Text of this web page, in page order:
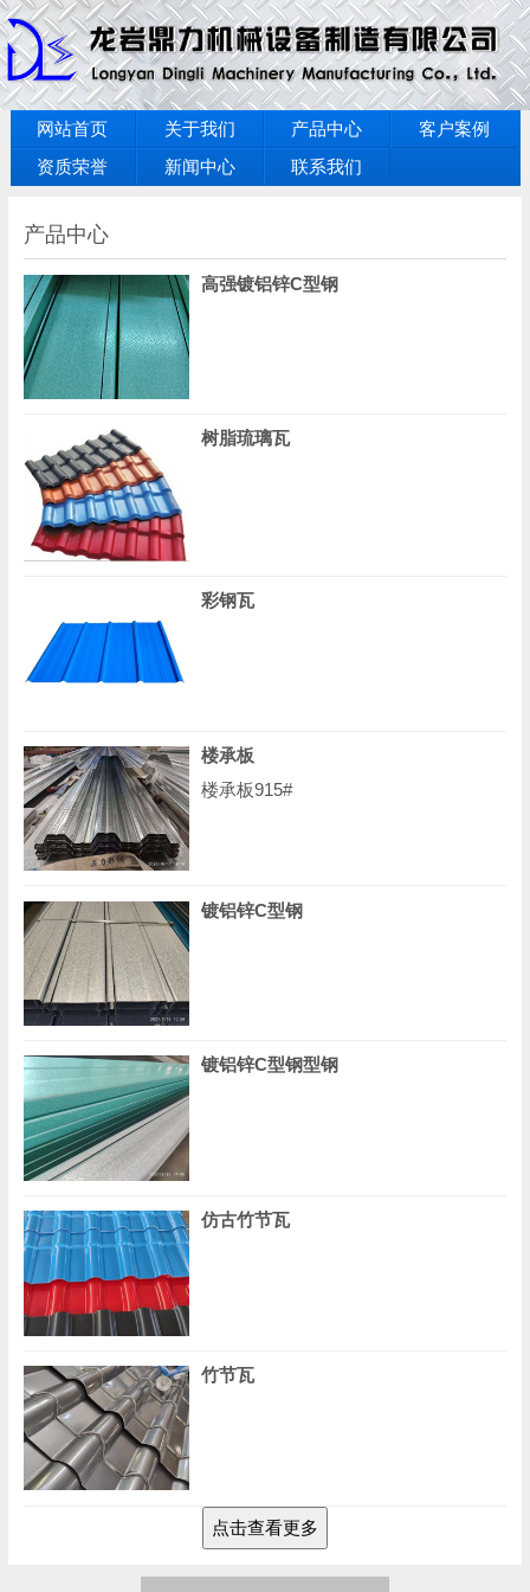
网站首页 关于我们 产品中心
客户案例
资质荣誉
新闻中心 联系我们
产品中心
高强镀铝锌C型钢
树脂琉璃瓦
彩钢瓦
楼承板
楼承板915#
镀铝锌C型钢
镀铝锌C型钢型钢
仿古竹节瓦
竹节瓦
点击查看更多